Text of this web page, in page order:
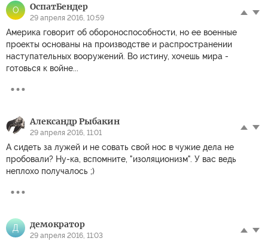
О ОспатБендер
29 апреля 2016, 10:59
Америка говорит об обороноспособности, но ее военные
проекты основаны на производстве и распространении
наступательных вооружений. Во истину, хочешь мира -
готовься к войне...
Александр Рыбакин
29 апреля 2016, 11:01
А сидеть за лужей и не совать свой нос в чужие дела не
пробовали? Ну-ка, вспомните, "изоляционизм". У вас ведь
неплохо получалось ;)
Д демократор
29 апреля 2016, 11:03